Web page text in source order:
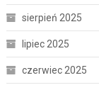
sierpień 2025
lipiec 2025
czerwiec 2025